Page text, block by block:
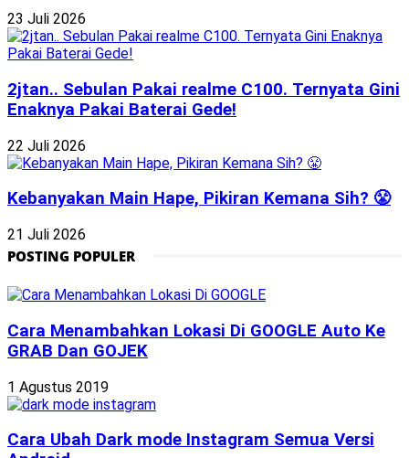
23 Juli 2026
2jtan.. Sebulan Pakai realme C100. Ternyata Gini
Enaknya Pakai Baterai Gede!
22 Juli 2026
Kebanyakan Main Hape, Pikiran Kemana Sih? 😤
21 Juli 2026
POSTING POPULER
Cara Menambahkan Lokasi Di GOOGLE Auto Ke
GRAB Dan GOJEK
1 Agustus 2019
Cara Ubah Dark mode Instagram Semua Versi